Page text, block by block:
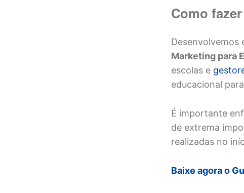
Como
Desenvolvemos
Marketing para
escolas e
educacional
É importante
de extrema
realizadas no
Baixe agora o